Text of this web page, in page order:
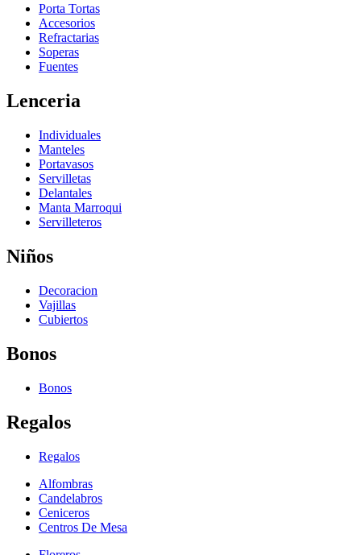
Porta Tortas
Accesorios
Refractarias
Soperas
Fuentes
Lenceria
Individuales
Manteles
Portavasos
Servilletas
Delantales
Manta Marroqui
Servilleteros
Niños
Decoracion
Vajillas
Cubiertos
Bonos
Bonos
Regalos
Regalos
Alfombras
Candelabros
Ceniceros
Centros De Mesa